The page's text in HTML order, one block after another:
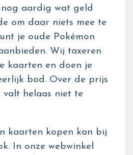
aardig wat geld
om daar niets mee te
je oude Pokémon
Wij taxeren
kaarten en doen je
bod. Over de prijs
valt helaas niet te
kaarten kopen kan bij
In onze webwinkel